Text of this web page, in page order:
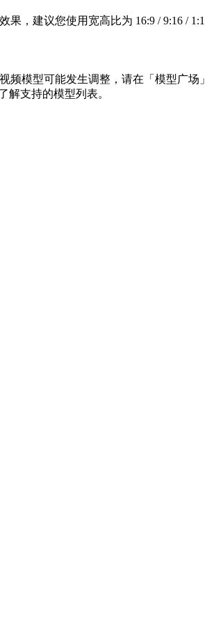
果，建议您使用宽高比为 16:9 / 9:16 / 1:1
频模型可能发生调整，请在「模型广场」
解支持的模型列表。